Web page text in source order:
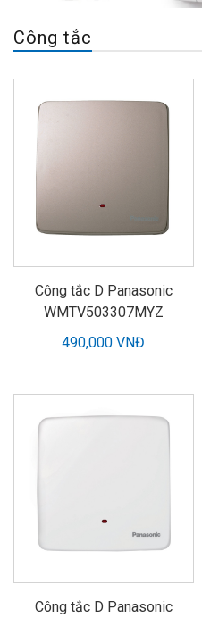
Công tắc
Công tắc D Panasonic
WMTV503307MYZ
490,000 VNĐ
Công tắc D Panasonic